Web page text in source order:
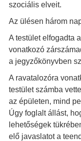
szociális elveit.
Az ülésen három
A testület elfogadta
vonatkozó
a jegyzőkönyvben
A ravatalozóra
testület számba
az épületen, mind
Úgy foglalt állást,
lehetőségek
elő javaslatot a